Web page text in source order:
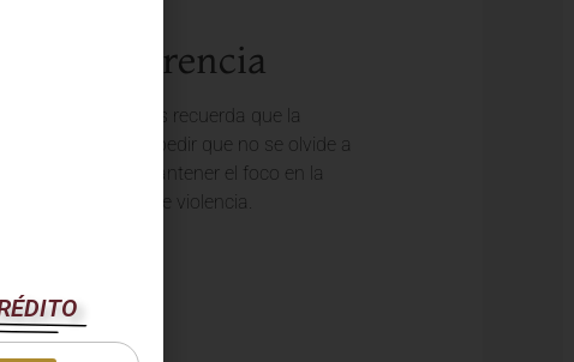
la Indiferencia
. Nos recuerda que la
de Cristo. Al pedir que no se olvide a
necesidad de mantener el foco en la
fin al ciclo de violencia.